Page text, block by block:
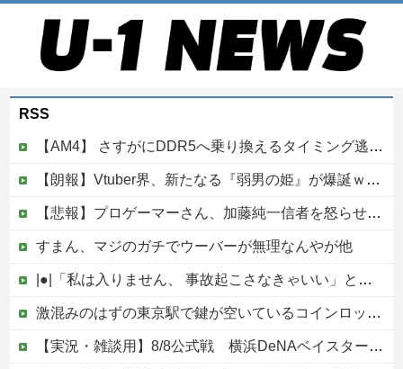
RSS
【AM4】 さすがにDDR5へ乗り換えるタイミング逃し感が半端ない
【朗報】Vtuber界、新たなる『弱男の姫』が爆誕ｗｗｗｗｗｗｗｗｗｗｗ
【悲報】プロゲーマーさん、加藤純一信者を怒らせてしまった結果、好き嫌い5位にwwwwwwww
すまん、マジのガチでウーバーが無理なんやが他
|●|「私は入りません、 事故起こさなきゃいい」と保険加入を勧められた推し活民が反発、保険代が勿体無いし事故起こしたとして……
激混みのはずの東京駅で鍵が空いているコインロッカーが散見、「ラッキー」と思って中を確認してみると……
【実況・雑談用】8/8公式戦 横浜DeNAベイスターズvs広島東洋カープ